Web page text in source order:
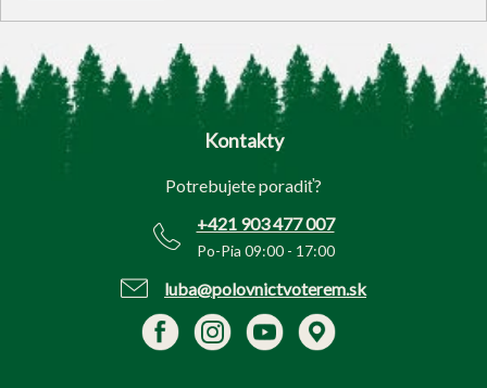
Z
Kontakty
Potrebujete poradiť?
+421 903 477 007
Po-Pia 09:00 - 17:00
luba@polovnictvoterem.sk